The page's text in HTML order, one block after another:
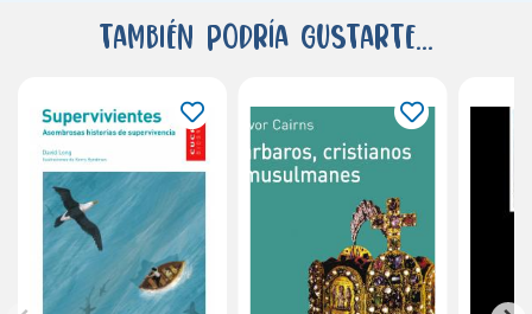
También podría gustarte...